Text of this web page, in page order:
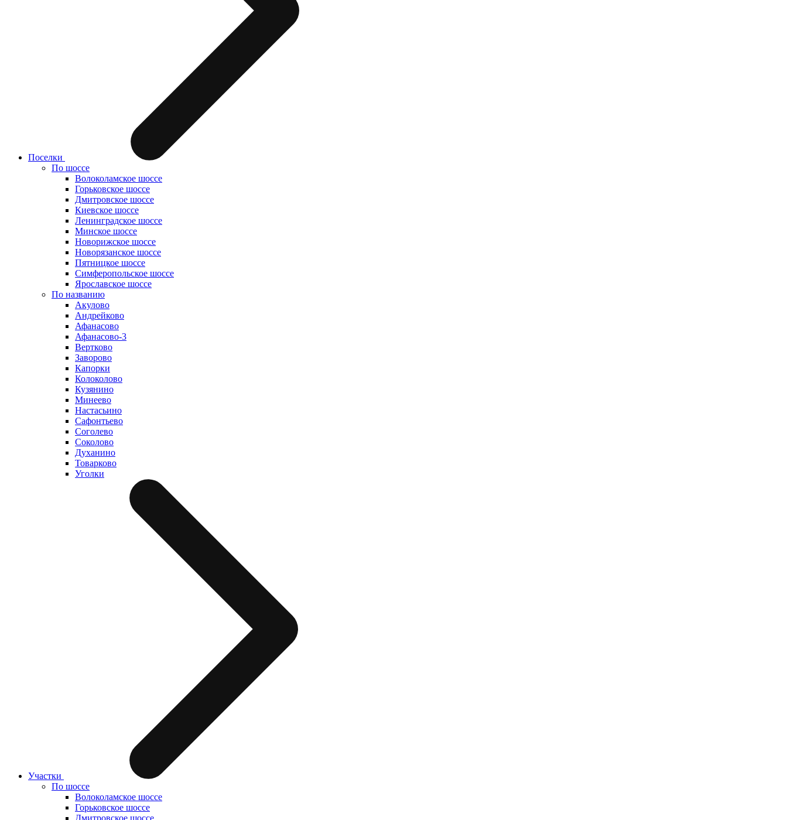
Поселки
По шоссе
Волоколамское шоссе
Горьковское шоссе
Дмитровское шоссе
Киевское шоссе
Ленинградское шоссе
Минское шоссе
Новорижское шоссе
Новорязанское шоссе
Пятницкое шоссе
Симферопольское шоссе
Ярославское шоссе
По названию
Акулово
Андрейково
Афанасово
Афанасово-3
Вертково
Заворово
Капорки
Колоколово
Кузянино
Минеево
Настасьино
Сафонтьево
Соголево
Соколово
Духанино
Товарково
Уголки
Участки
По шоссе
Волоколамское шоссе
Горьковское шоссе
Дмитровское шоссе